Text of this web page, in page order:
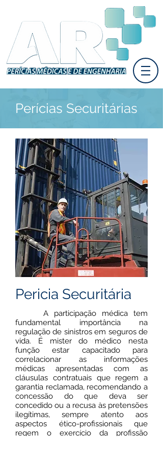
Perícias Securitárias
Pericia Securitária
A participação médica tem
fundamental importância na
regulação de sinistros em seguros de
vida. É mister do médico nesta
função estar capacitado para
correlacionar as informações
médicas apresentadas com as
cláusulas contratuais que regem a
garantia reclamada, recomendando a
concessão do que deva ser
concedido ou a recusa às pretensões
ilegítimas, sempre atento aos
aspectos ético-profissionais que
regem o exercício da profissão